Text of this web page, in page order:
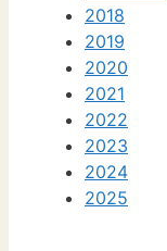
2018
2019
2020
2021
2022
2023
2024
2025